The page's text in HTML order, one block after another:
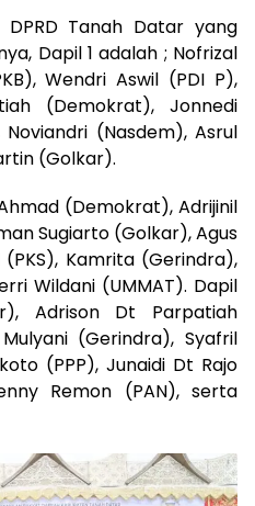
Tanah Datar yang
Dapil 1 adalah ; Nofrizal
Wendri Aswil (PDI P),
(Demokrat), Jonnedi
(Nasdem), Asrul
(Golkar).
(Demokrat), Adrijinil
Sugiarto (Golkar), Agus
Kamrita (Gerindra),
Wildani (UMMAT). Dapil
Adrison Dt Parpatiah
(Gerindra), Syafril
(PPP), Junaidi Dt Rajo
Remon (PAN), serta